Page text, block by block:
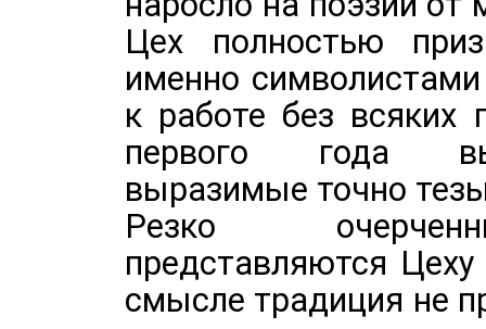
Цех полностью
именно
к работе без всяких
первого года
выразимые точно
Резко
представляются
смысле традиция не